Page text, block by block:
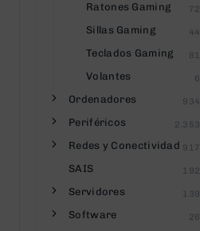
Ratones Gaming 72
Sillas Gaming 44
Teclados Gaming 81
Volantes 6
Ordenadores 934
Periféricos 2.353
Redes y Conectividad 917
SAIS 192
Servidores 139
Software 26